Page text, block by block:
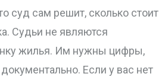
суд сам решит, сколько стоит
Судьи не являются
жилья. Им нужны цифры,
Если у вас нет